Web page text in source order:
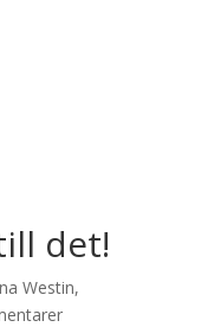
det!
Westin,